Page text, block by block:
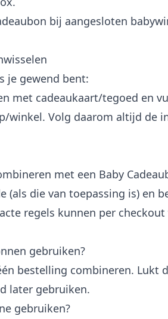
bij aangesloten
je gewend bent:
met cadeaukaart/tegoed en
winkel. Volg daarom altijd de
met een Baby
(als die van toepassing is) en
regels kunnen per
gebruiken?
bestelling combineren. Lukt
later gebruiken.
gebruiken?